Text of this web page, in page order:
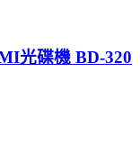
光碟機 BD-320